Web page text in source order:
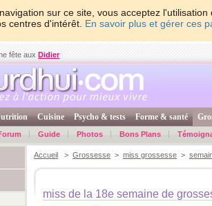
sur ce site, vous acceptez
centres d'intérêt. En savoir plus et gérer ces
fête aux Didier
Cuisine Psycho & tests Forme & santé
Guide Photos Bons Plans
Accueil > Grossesse > miss grossesse >
miss de la 18e semaine de